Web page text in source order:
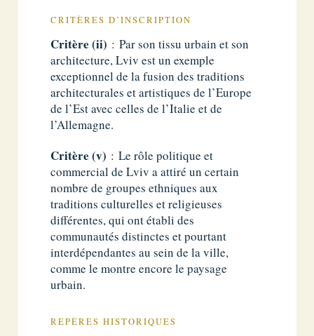
CRITÈRES D’INSCRIPTION
Critère (ii) : Par son tissu urbain et son
architecture, Lviv est un exemple
exceptionnel de la fusion des traditions
architecturales et artistiques de l’Europe
de l’Est avec celles de l’Italie et de
l’Allemagne.
Critère (v) : Le rôle politique et
commercial de Lviv a attiré un certain
nombre de groupes ethniques aux
traditions culturelles et religieuses
différentes, qui ont établi des
communautés distinctes et pourtant
interdépendantes au sein de la ville,
comme le montre encore le paysage
urbain.
REPÈRES HISTORIQUES